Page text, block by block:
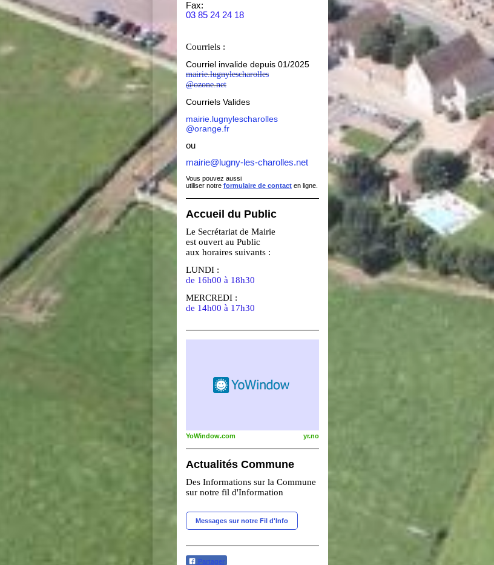
Fax:
03 85 24 24 18
Courriels :
Courriel invalide depuis 01/2025
mairie.lugnylescharolles
@ozone.net
Courriels Valides
mairie.lugnylescharolles
@orange.fr
ou
mairie@lugny-les-charolles.net
Vous pouvez aussi
utiliser notre formulaire de contact en ligne.
Accueil du Public
Le Secrétariat de Mairie
est ouvert au Public
aux horaires suivants :
LUNDI :
de 16h00 à 18h30
MERCREDI :
de 14h00 à 17h30
YoWindow.com yr.no
Actualités Commune
Des Informations sur la Commune
sur notre fil d'Information
Messages sur notre Fil d'Info
Partager